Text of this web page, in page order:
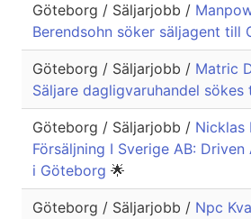
Göteborg / Säljarjobb /
Berendsohn söker säljagent till
Göteborg / Säljarjobb / Matric
Säljare dagligvaruhandel sökes
Göteborg / Säljarjobb / Nicklas
Försäljning I Sverige AB:
i Göteborg 🌟
Göteborg / Säljarjobb / Npc